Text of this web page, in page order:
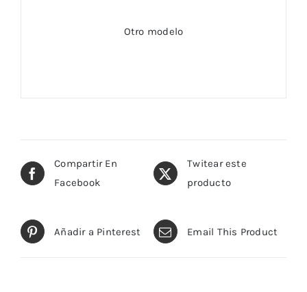
Otro modelo
Compartir En
Facebook
Twitear este
producto
Añadir a Pinterest Email This Product